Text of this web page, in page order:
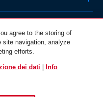
USA
agree to the storing of
site navigation, analyze
efforts.
dei dati
Info